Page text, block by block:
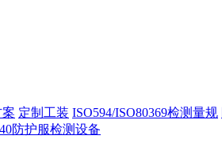
定制工装 ISO594/ISO80369检测量规
防护服检测设备